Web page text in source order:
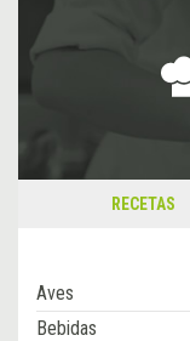
RECETAS
Aves
Bebidas